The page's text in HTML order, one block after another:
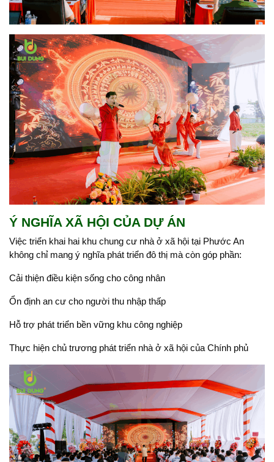
Ý NGHĨA XÃ HỘI CỦA DỰ ÁN
Việc triển khai hai khu chung cư nhà ở xã hội tại Phước An
không chỉ mang ý nghĩa phát triển đô thị mà còn góp phần:
Cải thiện điều kiện sống cho công nhân
Ổn định an cư cho người thu nhập thấp
Hỗ trợ phát triển bền vững khu công nghiệp
Thực hiện chủ trương phát triển nhà ở xã hội của Chính phủ